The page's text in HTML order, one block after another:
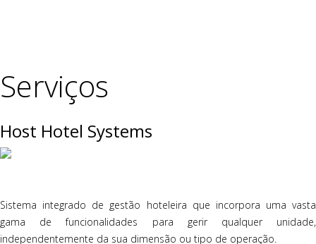
Serviços
Host Hotel Systems
Sistema integrado de gestão hoteleira que incorpora uma vasta
gama de funcionalidades para gerir qualquer unidade,
independentemente da sua dimensão ou tipo de operação.